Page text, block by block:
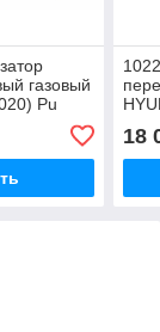
газовый
Pu
54660-
18